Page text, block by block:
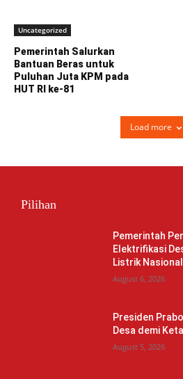
Uncategorized
Pemerintah Salurkan
Bantuan Beras untuk
Puluhan Juta KPM pada
HUT RI ke-81
Load more
Pilihan
Pemerintah
Elektrifikasi
Listrik Nasional
August 6, 2026
Presiden
Desa demi
August 5, 2026